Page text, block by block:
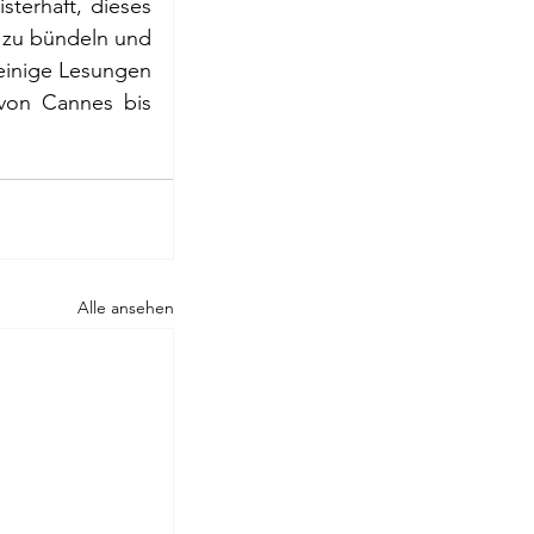
dieses
bündeln und
Lesungen
Cannes bis
Alle ansehen